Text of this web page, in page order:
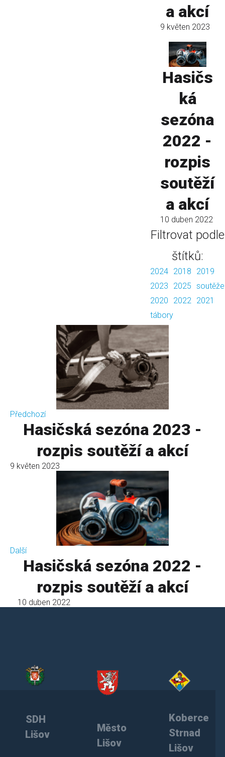
a akcí
9 květen 2023
Hasičs
ká
sezóna
2022 -
rozpis
soutěží
a akcí
10 duben 2022
Filtrovat podle
štítků:
2024 2018
2019
2023
2025 soutěže
2020
2022 2021
tábory
Předchozí
Hasičská sezóna 2023 -
rozpis soutěží a akcí
9 květen 2023
Další
Hasičská sezóna 2022 -
rozpis soutěží a akcí
10 duben 2022
SDH
Lišov
Město
Lišov
Koberce
Strnad
Lišov